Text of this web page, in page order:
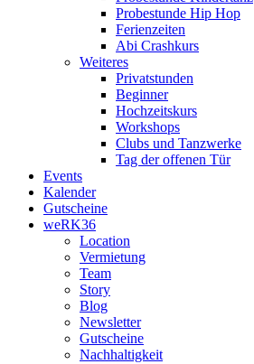
Probestunde Hip Hop
Ferienzeiten
Abi Crashkurs
Weiteres
Privatstunden
Beginner
Hochzeitskurs
Workshops
Clubs und Tanzwerke
Tag der offenen Tür
Events
Kalender
Gutscheine
weRK36
Location
Vermietung
Team
Story
Blog
Newsletter
Gutscheine
Nachhaltigkeit